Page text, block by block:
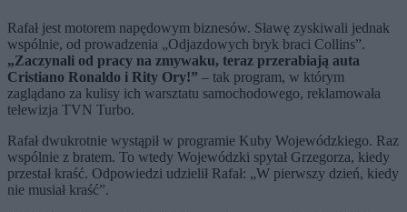
Rafał jest motorem napędowym biznesów. Sławę zyskiwali jednak
wspólnie, od prowadzenia „Odjazdowych bryk braci Collins”.
„Zaczynali od pracy na zmywaku, teraz przerabiają auta
Cristiano Ronaldo i Rity Ory!” – tak program, w którym
zaglądano za kulisy ich warsztatu samochodowego, reklamowała
telewizja TVN Turbo.
Rafał dwukrotnie wystąpił w programie Kuby Wojewódzkiego. Raz
wspólnie z bratem. To wtedy Wojewódzki spytał Grzegorza, kiedy
przestał kraść. Odpowiedzi udzielił Rafał: „W pierwszy dzień, kiedy
nie musiał kraść”.